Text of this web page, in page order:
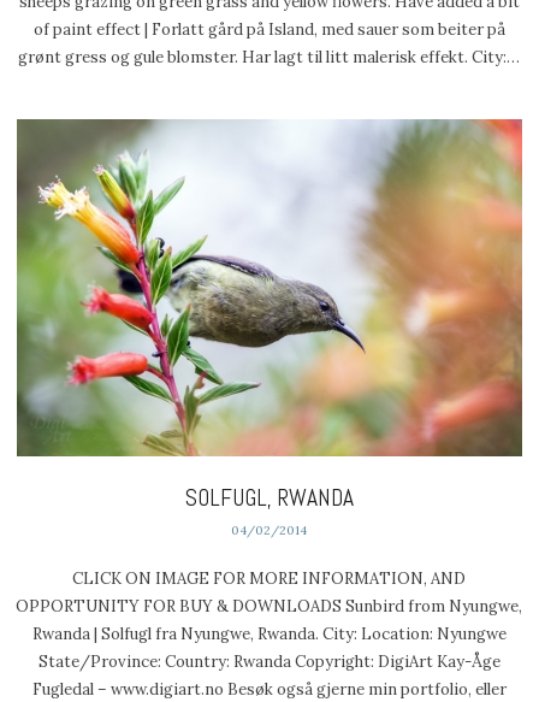
of paint effect | Forlatt gård på Island, med sauer som beiter på
grønt gress og gule blomster. Har lagt til litt malerisk effekt. City:…
SOLFUGL, RWANDA
04/02/2014
CLICK ON IMAGE FOR MORE INFORMATION, AND
OPPORTUNITY FOR BUY & DOWNLOADS Sunbird from Nyungwe,
Rwanda | Solfugl fra Nyungwe, Rwanda. City: Location: Nyungwe
State/Province: Country: Rwanda Copyright: DigiArt Kay-Åge
Fugledal – www.digiart.no Besøk også gjerne min portfolio, eller